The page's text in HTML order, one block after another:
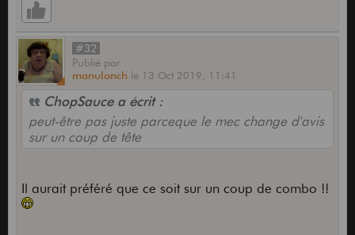
#32
Publié par
manulonch le 13 Oct 2019, 11:41
ChopSauce a écrit :
peut-être pas juste parceque le mec change d'avis
sur un coup de tête
Il aurait préféré que ce soit sur un coup de combo !!